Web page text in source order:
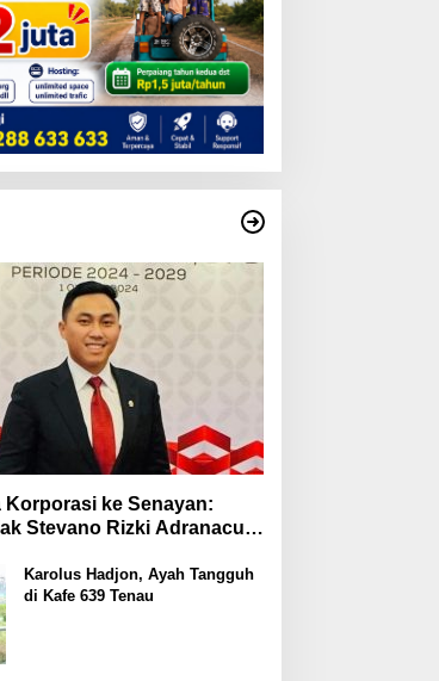
Korporasi ke Senayan:
Stevano Rizki Adranacus
Karolus Hadjon, Ayah Tangguh
di Kafe 639 Tenau